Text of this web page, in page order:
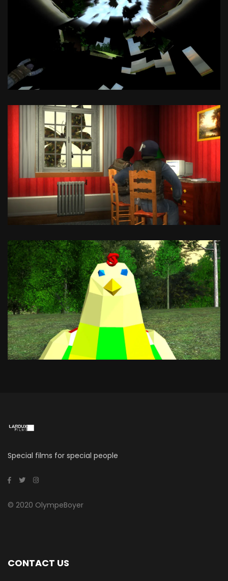
Special films for special people
© 2020 OlympeBoyer
CONTACT US